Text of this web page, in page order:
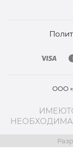
ООО
НЕОБХОДИМА